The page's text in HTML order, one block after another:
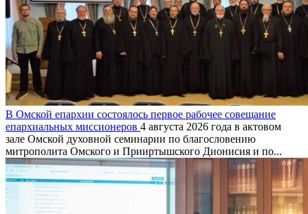
В Омской епархии состоялось первое рабочее совещание
епархиальных миссионеров 4 августа 2026 года в актовом
зале Омской духовной семинарии по благословению
митрополита Омского и Прииртышского Дионисия и по...